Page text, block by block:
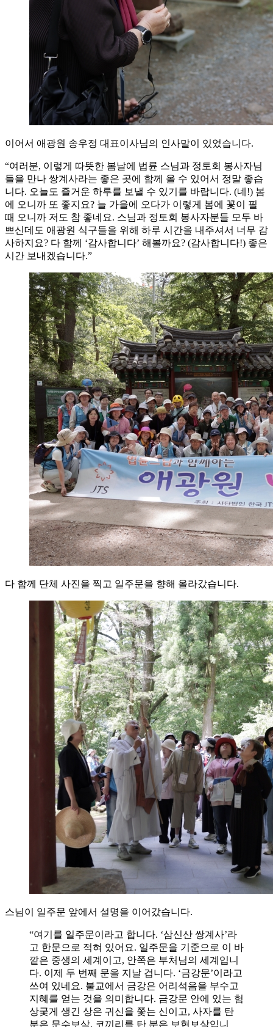
이어서 애광원 송우정 대표이사님의 인사말이 있었습니다.
“여러분, 이렇게 따뜻한 봄날에 법륜 스님과 정토회 봉사자님
들을 만나 쌍계사라는 좋은 곳에 함께 올 수 있어서 정말 좋습
니다. 오늘도 즐거운 하루를 보낼 수 있기를 바랍니다. (네!) 봄
에 오니까 또 좋지요? 늘 가을에 오다가 이렇게 봄에 꽃이 필
때 오니까 저도 참 좋네요. 스님과 정토회 봉사자분들 모두 바
쁘신데도 애광원 식구들을 위해 하루 시간을 내주셔서 너무 감
사하지요? 다 함께 ‘감사합니다’ 해볼까요? (감사합니다!) 좋은
시간 보내겠습니다.”
다 함께 단체 사진을 찍고 일주문을 향해 올라갔습니다.
스님이 일주문 앞에서 설명을 이어갔습니다.
“여기를 일주문이라고 합니다. ‘삼신산 쌍계사’라
고 한문으로 적혀 있어요. 일주문을 기준으로 이 바
깥은 중생의 세계이고, 안쪽은 부처님의 세계입니
다. 이제 두 번째 문을 지날 겁니다. ‘금강문’이라고
쓰여 있네요. 불교에서 금강은 어리석음을 부수고
지혜를 얻는 것을 의미합니다. 금강문 안에 있는 험
상궂게 생긴 상은 귀신을 쫓는 신이고, 사자를 탄
분은 문수보살, 코끼리를 탄 분은 보현보살입니